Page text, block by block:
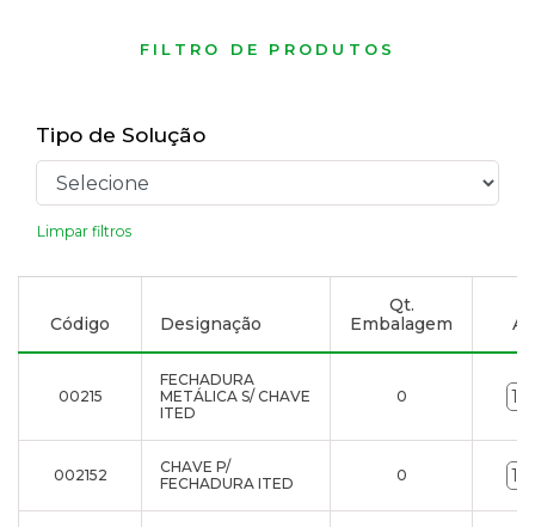
FILTRO DE PRODUTOS
Tipo de Solução
Limpar filtros
Código Designação
Qt.
Embalagem
00215
FECHADURA
METÁLICA S/ CHAVE
ITED
0
002152
CHAVE P/
FECHADURA ITED
0